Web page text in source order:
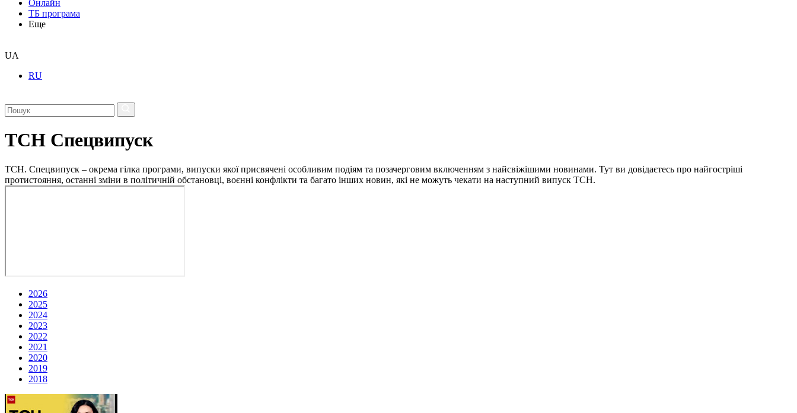
Онлайн
ТБ програма
Еще
UA
RU
ТСН Спецвипуск
ТСН. Спецвипуск – окрема гілка програми, випуски якої присвячені особливим подіям та позачерговим включенням з найсвіжішими новинами. Тут ви довідаєтесь про найгостріші
протистояння, останні зміни в політичній обстановці, воєнні конфлікти та багато інших новин, які не можуть чекати на наступний випуск ТСН.
2026
2025
2024
2023
2022
2021
2020
2019
2018